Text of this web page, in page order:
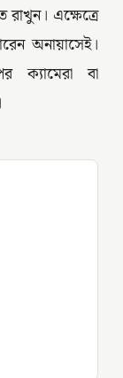
রাখুন। এক্ষেত্রে
অনায়াসেই।
ক্যামেরা বা